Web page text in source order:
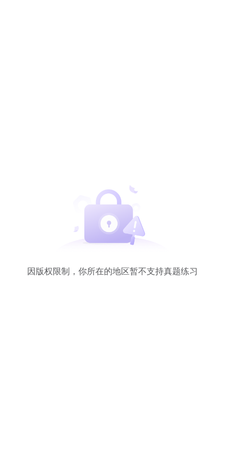
因版权限制，你所在的地区暂不支持真题练习